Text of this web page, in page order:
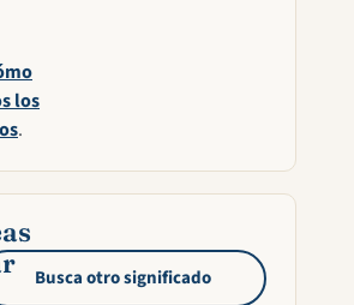
los
.
Busca otro significado